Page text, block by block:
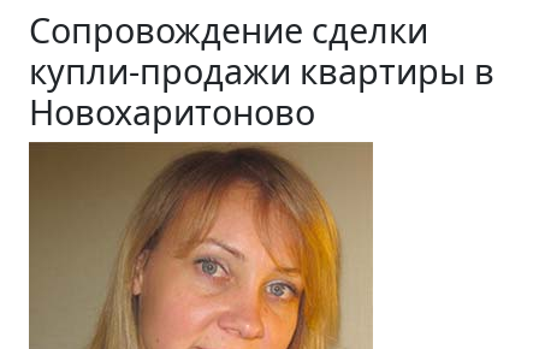
Сопровождение сделки
купли-продажи квартиры в
Новохаритоново